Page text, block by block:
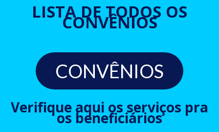
LISTA DE TODOS OS
CONVÊNIOS
CONVÊNIOS
Verifique aqui os serviços pra
os beneficiários